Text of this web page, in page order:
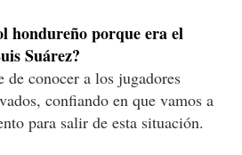
hondureño porque era el
Suárez?
de conocer a los jugadores
confiando en que vamos a
para salir de esta situación.